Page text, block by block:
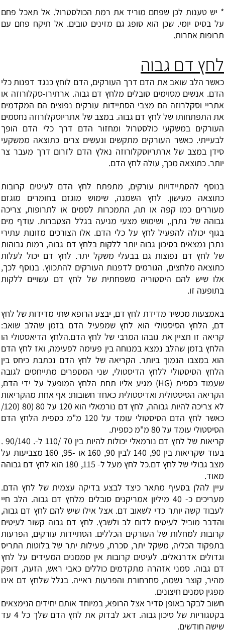
* יש טענות לכן שפחם מוריד את רמת הכולסטרול. אל תאכל פחם
על בסיס יומי. שכן הוא סופג גם מזינים טובים. אל תיקח פחם עם
תרופות אחרות.
לחץ דם גבוה
כאשר הלב שואב את הדם דרך העורקים, הדם לוחץ כנגד דפנות כלי
הדם. אנשים מסוימים סובלים מלחץ דם גבוה. ארתירו-סקלורוזה או
אתריי וסקלרוזה הם מצבי הסתיידות עורקים נפוצים הם המקדמים
את התפתחותו של לחץ דם גבוה. במצב של אתריוסקלורוזה נחסמים
העורקים במשקעי כולסטרול ומחזור הדם דרך כלי הדם הופך
לבעייתי. כאשר העורקים מתקשים ונעשים צרים כתוצאה ממשקעי
סידן במצב של ארתריוסקלורוזה נאלץ הדם לזרום דרך מעבר צר
יותר. כתוצאה מכך, עולה לחץ הדם.
בנוסף להסתיידויות עורקים, מתפתח לחץ הדם לעיטים קרובות
כתוצאה מעישון. לחץ השמנה, שימוש מוגזם בחומרים מוגזם
מעוררים כמו קפה או תה, התמכרות לסמים או לתרופות, צריכה
גבוהה של נתרן., ושימוש מצעי מניעה בגלל הצטברות. עודף מים
בגוף יכולה להפעיל לחץ על כלי הדם. אלו הצורכים מזונות עתירי
נתרן נמצאים בסיכון גבוה יותר ללקות בלחץ דם גבוה, רמות גבוהות
של לחץ דם נפוצות גם בבעלי משקל יתר. לחץ דם יכול לעלות
כתוצאה מלחצים, הגורמים לדפנות העורקים להתכווץ. בנוסף לכך,
אלו שיש להם היסטוריה משפחתית של לחץ דם עשויים ללקות
בתופעה זו.
באמצעות מכשיר מדידת לחץ דם, יבצע הרופא שתי מדידות של לחץ
דם, הלחץ הסיסטולי הוא לחץ שמפעיל הדם בזמן שהלב שואב:
קריאה זו תציין את גובהו המרבי של לחץ הדם.הלחץ הדיאסטולי הו
הלחץ בזמן שהלב נמצא במנוחה בין פעימה לפעימה, ואז לחץ הדם
הוא במצבו הנמוך ביותר. הקריאה של לחץ הדם נכתבת כיחס בין
הלחץ הסיסטולי ללחץ הדיסטולי, שני המספרים מתייחסים לגובה
שעמוד כספית (HG) מגיע אליו תחת הלחץ המופעל על ידי הדם,
הקריאה הסיסטולית ואדיסטולית כאחד חשובות: אף אחת מהקריאות
לא צריכה להיות גבוהה, לחץ דם נורמאלי הוא 120 על 80 (80 (120/
כאשר לחץ הדם הסיסטולי עומד על 120 מ"מ כספית הלחץ הדם
הסיסטולי עומד על 80 מ"מ כספית.
קריאות של לחץ דם נורמאלי יכולות להיות בין 70 /110 ל-. 90/140 .
בעוד שקריאות בין 90, 140 לבין 90, 160 או -95, 160 מצביעות על
מצב גבולי של לחץ דם.כל לחץ מעל ל- 115, 180 הוא לחץ דם גבוהה
מאוד.
עיין להלן בסעיף מתאר כיצד לבצע בדיקה עצמית של לחץ הדם.
מעריכים כ- 40 מיליון אמריקנים סובלים מלחץ דם גבוה. הלב חיי
לעבוד קשה יותר כדי לשאוב דם. אצל אילו שיש להם לחץ דם גבוה,
והדבר מוביל לעיטים לדום לב ולשבץ. לחץ דם גבוה קשור לעיטים
קרובות למחלות של העורקים הכללים. הסתיידות עורקים, הפרעות
בתפקוד הכליה, משקל יתר, סכרת, פעילות יתר של בלוטות התריס
וגדולים אדרנאלים. לעיטים קרובות אין סממנים המעידים על לחץ
דם גבוה. סמני אזהרה מתקדמים כוללים כאבי ראש, הזעה, דופק
מהיר, קוצר נשמה, סחרחורת והפרעות ראייה. בגלל שלחץ דם אינו
מפגין סמנים חיצונים.
חשוב לבקר באופן סדיר אצל הרופא, במיוחד אותם יחידים הנימצאים
בקטגוריות של סיכון גבוה. דאג לבדוק את לחץ הדם שלך כל 4 עד
שישה חודשים.